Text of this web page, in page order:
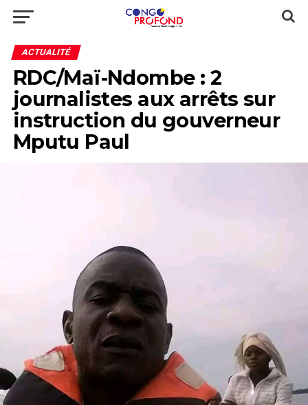
ACTUALITÉ
RDC/Maï-Ndombe : 2
journalistes aux arrêts sur
instruction du gouverneur
Mputu Paul